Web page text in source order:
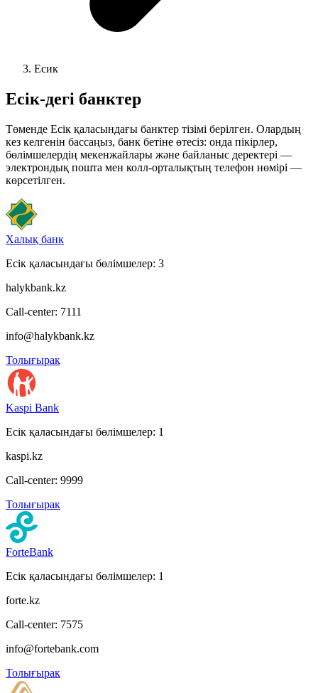
Есик
Есік-дегі банктер
Төменде Есік қаласындағы банктер тізімі берілген. Олардың
кез келгенін бассаңыз, банк бетіне өтесіз: онда пікірлер,
бөлімшелердің мекенжайлары және байланыс деректері —
электрондық пошта мен колл-орталықтың телефон нөмірі —
көрсетілген.
Халық банк
Есік қаласындағы бөлімшелер: 3
halykbank.kz
Call-center: 7111
info@halykbank.kz
Толығырак
Kaspi Bank
Есік қаласындағы бөлімшелер: 1
kaspi.kz
Call-center: 9999
Толығырак
ForteBank
Есік қаласындағы бөлімшелер: 1
forte.kz
Call-center: 7575
info@fortebank.com
Толығырак